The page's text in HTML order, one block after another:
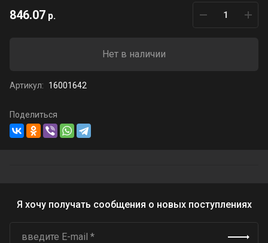
846.07 р.
Нет в наличии
Артикул: 16001642
Поделиться
Я хочу получать сообщения о новых поступлениях